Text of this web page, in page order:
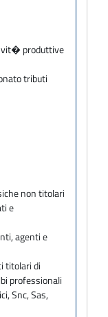
produttive
tributi
non titolari
e
agenti e
titolari di
professionali
Snc, Sas,